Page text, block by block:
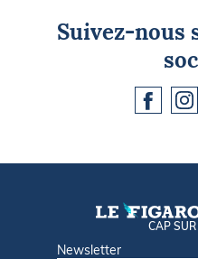
Suivez-nous
CAP
Newsletter